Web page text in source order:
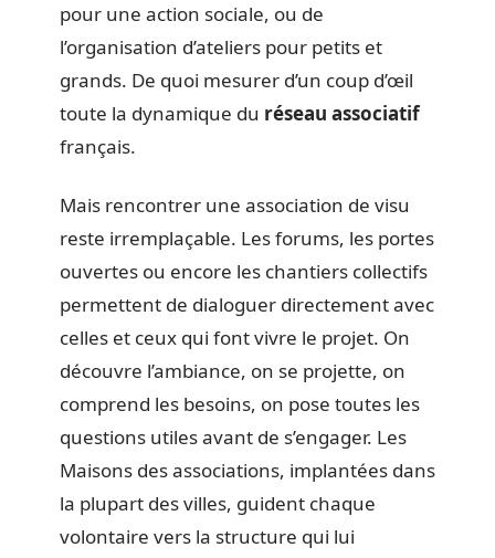
pour une action sociale, ou de
l’organisation d’ateliers pour petits et
grands. De quoi mesurer d’un coup d’œil
toute la dynamique du réseau associatif
français.
Mais rencontrer une association de visu
reste irremplaçable. Les forums, les portes
ouvertes ou encore les chantiers collectifs
permettent de dialoguer directement avec
celles et ceux qui font vivre le projet. On
découvre l’ambiance, on se projette, on
comprend les besoins, on pose toutes les
questions utiles avant de s’engager. Les
Maisons des associations, implantées dans
la plupart des villes, guident chaque
volontaire vers la structure qui lui